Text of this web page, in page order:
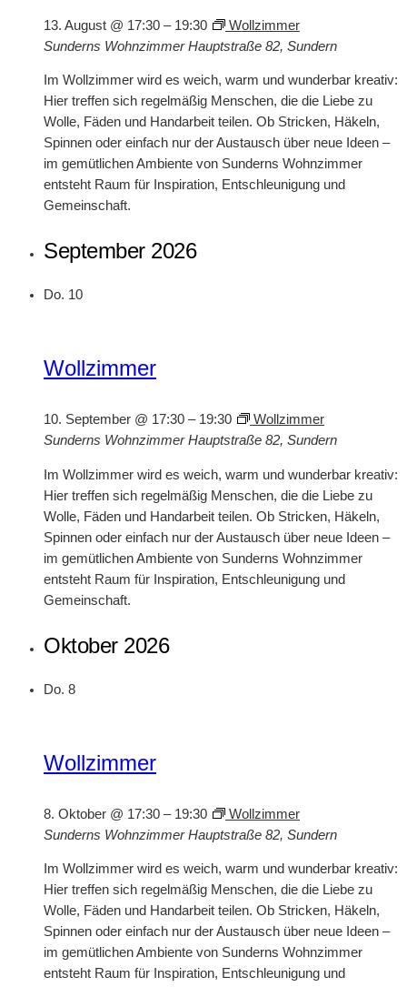
13. August @ 17:30 – 19:30
Wollzimmer
Sunderns WohnzimmerHauptstraße 82, Sundern
Im Wollzimmer wird es weich, warm und wunderbar kreativ:
Hier treffen sich regelmäßig Menschen, die die Liebe zu
Wolle, Fäden und Handarbeit teilen. Ob Stricken, Häkeln,
Spinnen oder einfach nur der Austausch über neue Ideen –
im gemütlichen Ambiente von Sunderns Wohnzimmer
entsteht Raum für Inspiration, Entschleunigung und
Gemeinschaft.
September 2026
Do. 10
Wollzimmer
10. September @ 17:30 – 19:30
Wollzimmer
Sunderns WohnzimmerHauptstraße 82, Sundern
Im Wollzimmer wird es weich, warm und wunderbar kreativ:
Hier treffen sich regelmäßig Menschen, die die Liebe zu
Wolle, Fäden und Handarbeit teilen. Ob Stricken, Häkeln,
Spinnen oder einfach nur der Austausch über neue Ideen –
im gemütlichen Ambiente von Sunderns Wohnzimmer
entsteht Raum für Inspiration, Entschleunigung und
Gemeinschaft.
Oktober 2026
Do. 8
Wollzimmer
8. Oktober @ 17:30 – 19:30
Wollzimmer
Sunderns WohnzimmerHauptstraße 82, Sundern
Im Wollzimmer wird es weich, warm und wunderbar kreativ:
Hier treffen sich regelmäßig Menschen, die die Liebe zu
Wolle, Fäden und Handarbeit teilen. Ob Stricken, Häkeln,
Spinnen oder einfach nur der Austausch über neue Ideen –
im gemütlichen Ambiente von Sunderns Wohnzimmer
entsteht Raum für Inspiration, Entschleunigung und